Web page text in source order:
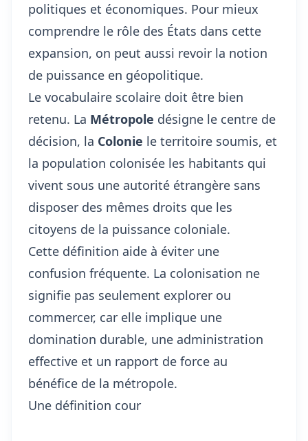
politiques et économiques. Pour mieux
comprendre le rôle des États dans cette
expansion, on peut aussi revoir la notion
de puissance en géopolitique.
Le vocabulaire scolaire doit être bien
retenu. La Métropole désigne le centre de
décision, la Colonie le territoire soumis, et
la population colonisée les habitants qui
vivent sous une autorité étrangère sans
disposer des mêmes droits que les
citoyens de la puissance coloniale.
Cette définition aide à éviter une
confusion fréquente. La colonisation ne
signifie pas seulement explorer ou
commercer, car elle implique une
domination durable, une administration
effective et un rapport de force au
bénéfice de la métropole.
Une définition cour